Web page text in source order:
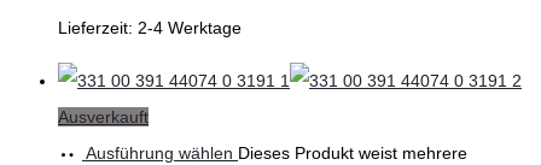
Lieferzeit: 2-4 Werktage
Ausverkauft
Ausführung wählen Dieses Produkt weist mehrere